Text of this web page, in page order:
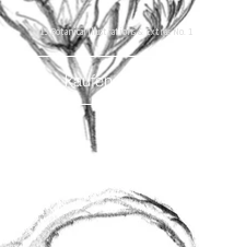
13 Botanical Illustrations & Extras No. 1
kaufen